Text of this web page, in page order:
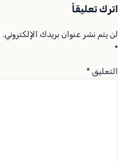
اترك تعليقاً
لن يتم نشر عنوان بريدك الإلكتروني.
*
التعليق *